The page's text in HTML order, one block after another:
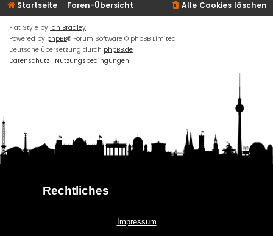
Startseite Foren-Übersicht Alle Cookies löschen
Flat Style by Ian Bradley
Powered by phpBB® Forum Software © phpBB Limited
Deutsche Übersetzung durch phpBB.de
Datenschutz | Nutzungsbedingungen
Rechtliches
Impressum